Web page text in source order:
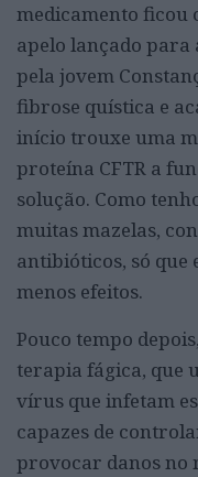
medicamento ficou
apelo lançado
pela jovem
fibrose quística e
início trouxe uma
proteína CFTR a
solução. Como
muitas mazelas,
antibióticos, só que
menos efeitos.
Pouco tempo
terapia fágica, que
vírus que infetam
capazes de
provocar danos no